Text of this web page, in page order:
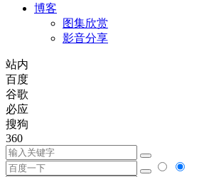
博客
图集欣赏
影音分享
站内
百度
谷歌
必应
搜狗
360